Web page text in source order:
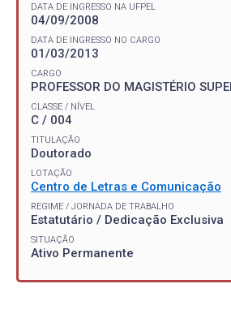
DATA DE INGRESSO NA UFPEL
04/09/2008
DATA DE INGRESSO NO CARGO
01/03/2013
CARGO
PROFESSOR DO MAGISTÉRIO
CLASSE / NÍVEL
C / 004
TITULAÇÃO
Doutorado
LOTAÇÃO
Centro de Letras e Comunicação
REGIME / JORNADA DE TRABALHO
Estatutário / Dedicação Exclusiva
SITUAÇÃO
Ativo Permanente